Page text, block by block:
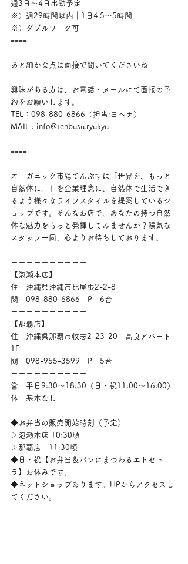
週3日〜4日出勤予定
※）週29時間以内｜1日4.5〜5時間
※）ダブルワーク可
====
あと細かな点は面接で聞いてくださいねー
興味がある方は、お電話・メールにて面接の予
約をお願いします。
TEL：098-880-6866（担当:ヨヘナ）
MAIL : info@tenbusu.ryukyu
====
オーガニック市場てんぶすは「世界を、もっと
自然体に。」を企業理念に、自然体で生活でき
るよう様々なライフスタイルを提案しているシ
ョップです。そんなお店で、あなたの持つ自然
体な魅力をもっと発揮してみませんか？陽気な
スタッフ一同、心よりお待ちしております。
ーーーーーーーーーー
【泡瀬本店】
住｜沖縄県沖縄市比屋根2-2-8
問｜098-880-6866　P｜6台
ーーーーーーーーーー
【那覇店】
住｜沖縄県那覇市牧志2-23-20　高良アパート
1F
問｜098-955-3599　P｜5台
ーーーーーーーーーー
営｜平日9:30〜18:30（日・祝11:00〜16:00）
休｜基本なし
◆お弁当の販売開始時刻（予定）
▷泡瀬本店 10:30頃
▷那覇店　11:30頃
◆日・祝【お弁当＆パンにまつわるエトセト
ラ】お休みです。
◆ネットショップあります。HPからアクセスし
てください。
ーーーーーーーーーー